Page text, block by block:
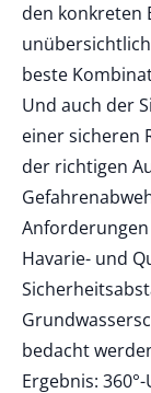
den konkreten
beste
Und auch der
einer sicheren
der richtigen
Havarie- und
bedacht
Ergebnis: